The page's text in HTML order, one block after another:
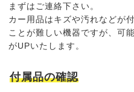
まずはご連絡下さい。
カー用品はキズや汚れなどが
ことが難しい機器ですが、可
がUPいたします。
付属品の確認